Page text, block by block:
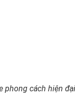
phong cách hiện đại